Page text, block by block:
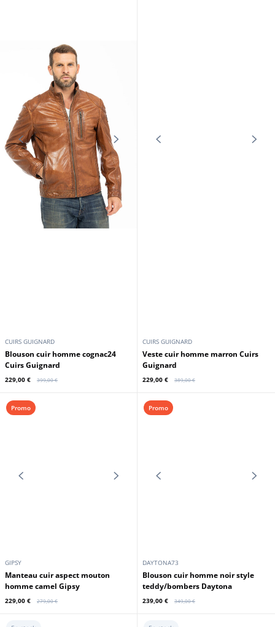
CUIRS GUIGNARD
Cuirs Guignard
229,00 € 299,00 €
Cuirs Guignard
CUIRS GUIGNARD
Blouson cuir homme agneau gris
Cuirs Guignard
229,00 € 299,00 €
CUIRS GUIGNARD
Blouson cuir homme anthracite
Cuirs Guignard
229,00 € 349,00 €
Promo Promo